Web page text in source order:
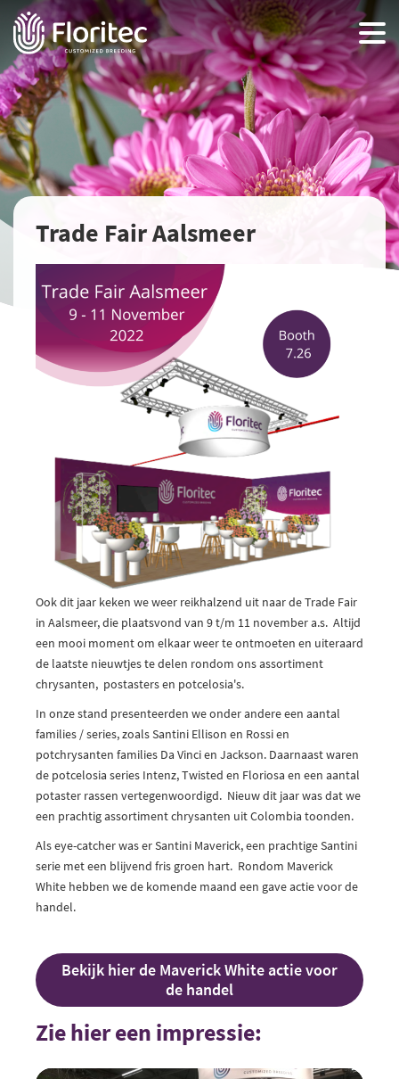
Trade Fair Aalsmeer
Ook dit jaar keken we weer reikhalzend uit naar de Trade Fair
in Aalsmeer, die plaatsvond van 9 t/m 11 november a.s. Altijd
een mooi moment om elkaar weer te ontmoeten en uiteraard
de laatste nieuwtjes te delen rondom ons assortiment
chrysanten, postasters en potcelosia's.
In onze stand presenteerden we onder andere een aantal
families / series, zoals Santini Ellison en Rossi en
potchrysanten families Da Vinci en Jackson. Daarnaast waren
de potcelosia series Intenz, Twisted en Floriosa en een aantal
potaster rassen vertegenwoordigd. Nieuw dit jaar was dat we
een prachtig assortiment chrysanten uit Colombia toonden.
Als eye-catcher was er Santini Maverick, een prachtige Santini
serie met een blijvend fris groen hart. Rondom Maverick
White hebben we de komende maand een gave actie voor de
handel.
Bekijk hier de Maverick White actie voor
de handel
Zie hier een impressie: